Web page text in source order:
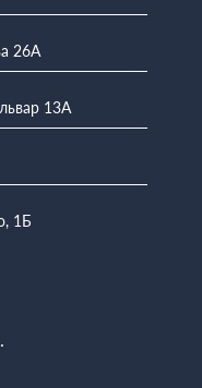
26А
13А
1Б